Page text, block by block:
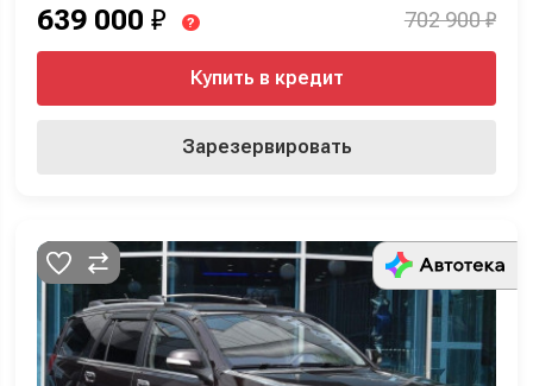
639 000 ₽ ? 702 900 ₽
Купить в кредит
Зарезервировать